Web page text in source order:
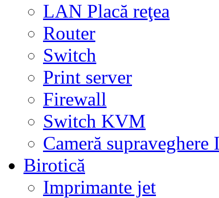
LAN Placă reţea
Router
Switch
Print server
Firewall
Switch KVM
Cameră supraveghere
Birotică
Imprimante jet